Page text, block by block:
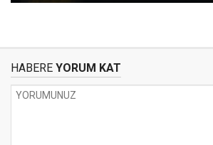
HABERE YORUM KAT